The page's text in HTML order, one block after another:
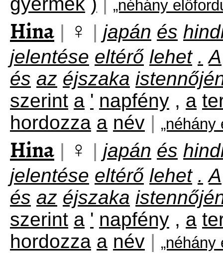
„néhány
Hina | ♀ | japán és
jelentése eltérő lehet . A
és az éjszaka
szerint a ' napfény , a
hordozza a név |
Hina | ♀ | japán és
jelentése eltérő lehet . A
és az éjszaka
szerint a ' napfény , a
hordozza a név |